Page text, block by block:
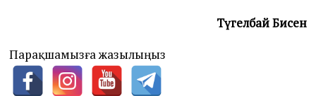
Түгелбай Бисен
Парақшамызға жазылыңыз